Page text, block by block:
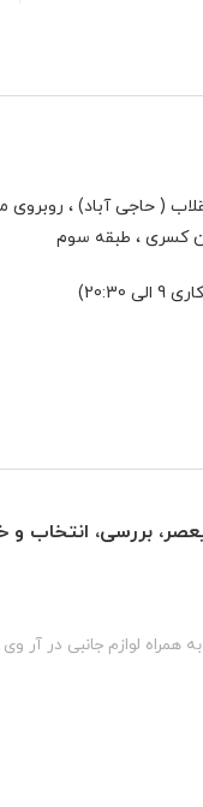
( حاجی آباد) ،
كسری ، طبقه سوم
بررسی، انتخاب و
همراه لوازم جانبی در آر